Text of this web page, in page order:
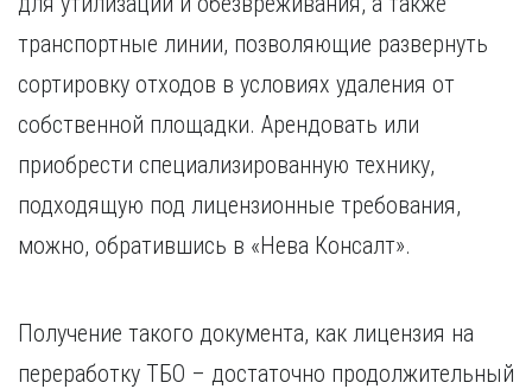
транспортные линии, позволяющие развернуть
сортировку отходов в условиях удаления от
собственной площадки. Арендовать или
приобрести специализированную технику,
подходящую под лицензионные требования,
можно, обратившись в «Нева Консалт».
Получение такого документа, как лицензия на
переработку ТБО – достаточно продолжительный